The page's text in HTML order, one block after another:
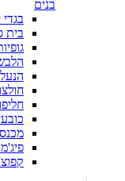
בנים
בגדי
בית